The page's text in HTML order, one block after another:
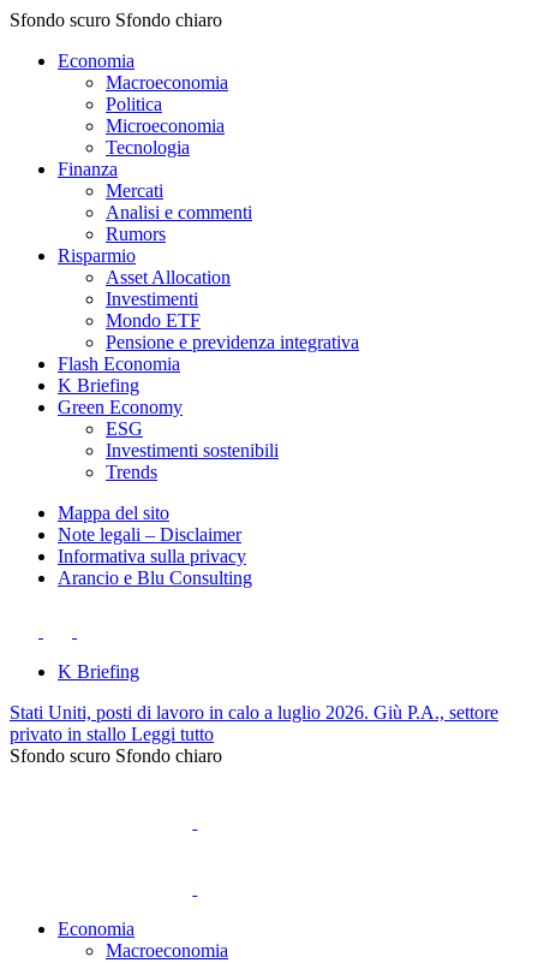
Sfondo scuro Sfondo chiaro
Economia
Macroeconomia
Politica
Microeconomia
Tecnologia
Finanza
Mercati
Analisi e commenti
Rumors
Risparmio
Asset Allocation
Investimenti
Mondo ETF
Pensione e previdenza integrativa
Flash Economia
K Briefing
Green Economy
ESG
Investimenti sostenibili
Trends
Mappa del sito
Note legali – Disclaimer
Informativa sulla privacy
Arancio e Blu Consulting
K Briefing
Stati Uniti, posti di lavoro in calo a luglio 2026. Giù P.A., settore
privato in stallo Leggi tutto
Sfondo scuro Sfondo chiaro
Economia
Macroeconomia